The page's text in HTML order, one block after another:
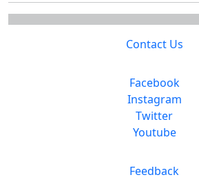
Contact Us
Facebook
Instagram
Twitter
Youtube
Feedback